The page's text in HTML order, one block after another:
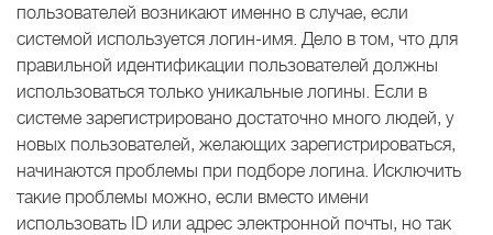
пользователей возникают именно в случае, если
системой используется логин-имя. Дело в том, что для
правильной идентификации пользователей должны
использоваться только уникальные логины. Если в
системе зарегистрировано достаточно много людей, у
новых пользователей, желающих зарегистрироваться,
начинаются проблемы при подборе логина. Исключить
такие проблемы можно, если вместо имени
использовать ID или адрес электронной почты, но так